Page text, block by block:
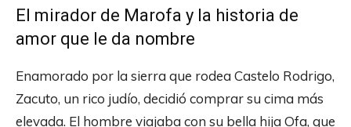
El mirador de Marofa y la historia de
amor que le da nombre
Enamorado por la sierra que rodea Castelo Rodrigo,
Zacuto, un rico judío, decidió comprar su cima más
elevada. El hombre viajaba con su bella hija Ofa, que